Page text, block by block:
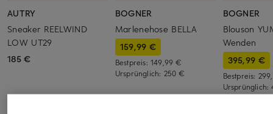
AUTRY
Sneaker REELWIND
LOW UT29
185 €
BOGNER
Marlenehose BELLA
159,99 €
Bestpreis: 149,99 €
Ursprünglich: 250 €
BOGNER
Blouson
Wenden
395,99 €
Bestpreis:
Ursprünglich: